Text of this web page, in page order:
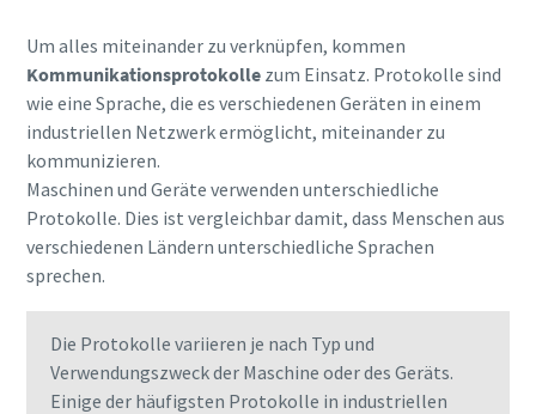
Um alles miteinander zu verknüpfen, kommen
Kommunikationsprotokollezum Einsatz. Protokolle sind
wie eine Sprache, die es verschiedenen Geräten in einem
industriellen Netzwerk ermöglicht, miteinander zu
kommunizieren.
Maschinen und Geräte verwenden unterschiedliche
Protokolle. Dies ist vergleichbar damit, dass Menschen aus
verschiedenen Ländern unterschiedliche Sprachen
sprechen.
Die Protokolle variieren je nach Typ und
Verwendungszweck der Maschine oder des Geräts.
Einige der häufigsten Protokolle in industriellen